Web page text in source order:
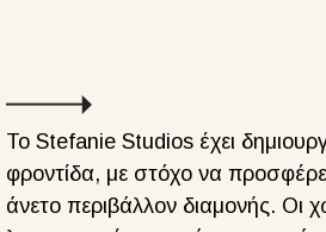
Το Stefanie Studios έχει
φροντίδα, με στόχο να
άνετο περιβάλλον διαμονής. Οι